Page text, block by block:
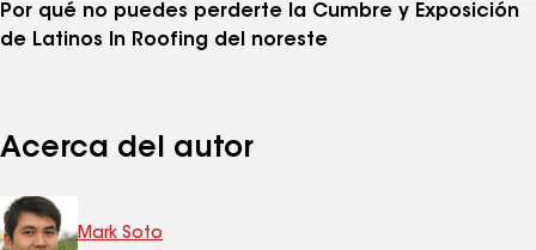
Por qué no puedes perderte la Cumbre y Exposición
de Latinos In Roofing del noreste
Acerca del autor
Mark Soto